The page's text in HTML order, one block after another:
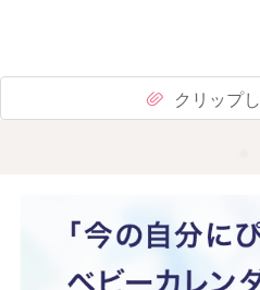
クリップ